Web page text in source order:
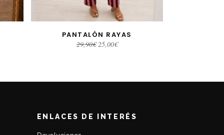
AÑADIR AL CARRITO
PANTALÓN RAYAS
29,90€ El
precio
25,00€El
ENLACES DE INTERÉS